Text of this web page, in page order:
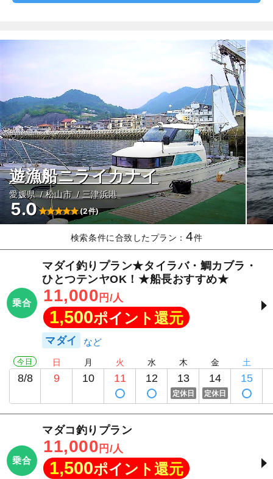
遊漁船ニライカナイ
愛媛県 松山市 三津浜港
5.0 (2件)
検索条件に合致したプラン：4件
乗合
マダイ釣りプラン★タイラバ・鯛カブラ・
ひとつテンヤOK！★船長おすすめ★
11,000 円/人
1,500ポイント還元
マダイ
今日
8/8
日
9
月
10
火
11
水
12
木
13
定休日
金
14
定休日
土
15
乗合
マダコ釣りプラン
11,000 円/人
1,500ポイント還元